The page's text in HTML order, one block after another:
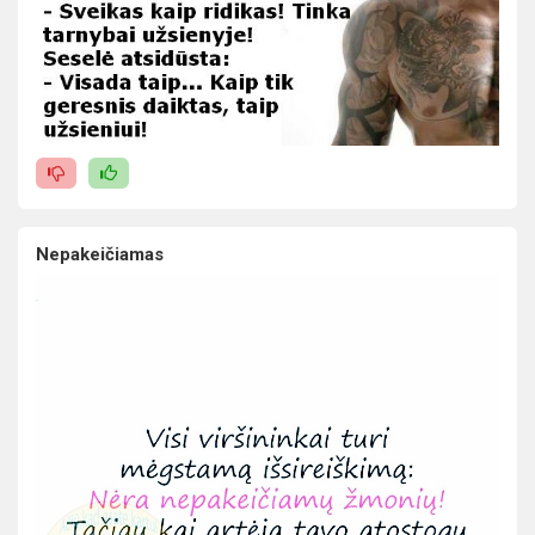
Nepakeičiamas